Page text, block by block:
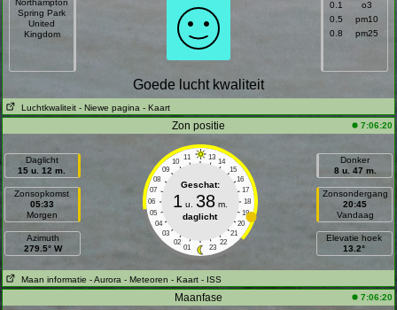
Northampton
Spring Park
United
Kingdom
0.1
o3
0.5
pm10
0.8
pm25
Goede lucht kwaliteit
Luchtkwaliteit - Niewe pagina - Kaart
Zon positie 7:06:20
Daglicht
15 u. 12 m.
Zonsopkomst
05:33
Morgen
Azimuth
279.5° W
11 13
10
14
09
15
08
16
07
17
06
18
05
19
04
20
03
21
02
22
01 23
Geschat:
1 u. 38m.
daglicht
Donker
8 u. 47 m.
Zonsondergang
20:45
Vandaag
Elevatie hoek
13.2°
Maan informatie - Aurora - Meteoren - Kaart - ISS
Maanfase 7:06:20